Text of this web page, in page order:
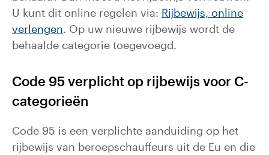
U kunt dit online regelen via: Rijbewijs, online
verlengen. Op uw nieuwe rijbewijs wordt de
behaalde categorie toegevoegd.
Code 95 verplicht op rijbewijs voor C-
categorieën
Code 95 is een verplichte aanduiding op het
rijbewijs van beroepschauffeurs uit de Eu en die